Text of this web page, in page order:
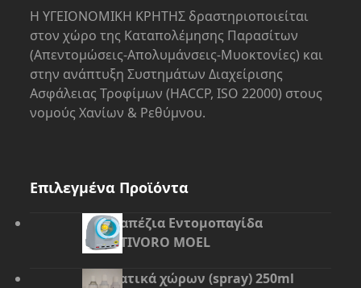
Η ΥΓΕΙΟΝΟΜΙΚΗ ΚΡΗΤΗΣ δραστηριοποιείται
στον χώρο της Kαταπολέμησης Παρασίτων
(Απεντομώσεις-Απολυμάνσεις-Μυοκτονίες) και
στην ανάπτυξη Συστημάτων Διαχείρισης
Ασφάλειας Τροφίμων (HACCP, ISO 22000) στους
νομούς Χανίων & Ρεθύμνου.
Επιλεγμένα Προϊόντα
Επιτραπέζια Εντομοπαγίδα
ΙNSECTIVORO MOEL
Αρωματικά χώρων (spray) 250ml